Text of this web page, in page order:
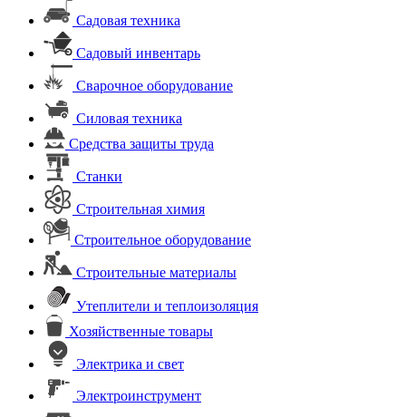
Садовая техника
Садовый инвентарь
Сварочное оборудование
Силовая техника
Средства защиты труда
Станки
Строительная химия
Строительное оборудование
Строительные материалы
Утеплители и теплоизоляция
Хозяйственные товары
Электрика и свет
Электроинструмент